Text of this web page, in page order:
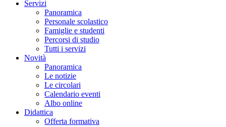
Servizi
Panoramica
Personale scolastico
Famiglie e studenti
Percorsi di studio
Tutti i servizi
Novità
Panoramica
Le notizie
Le circolari
Calendario eventi
Albo online
Didattica
Offerta formativa